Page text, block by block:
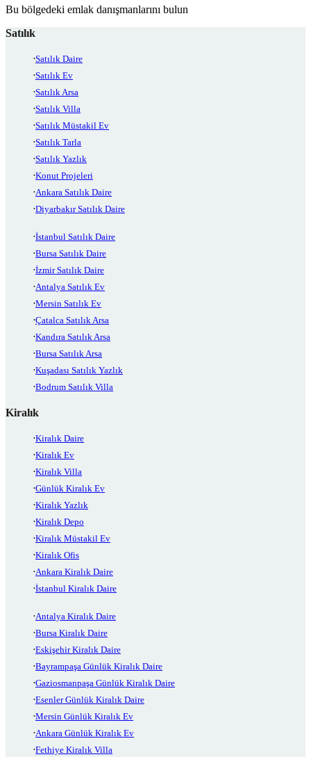
Bu bölgedeki emlak danışmanlarını bulun
Satılık
Satılık Daire
Satılık Ev
Satılık Arsa
Satılık Villa
Satılık Müstakil Ev
Satılık Tarla
Satılık Yazlık
Konut Projeleri
Ankara Satılık Daire
Diyarbakır Satılık Daire
İstanbul Satılık Daire
Bursa Satılık Daire
İzmir Satılık Daire
Antalya Satılık Ev
Mersin Satılık Ev
Çatalca Satılık Arsa
Kandıra Satılık Arsa
Bursa Satılık Arsa
Kuşadası Satılık Yazlık
Bodrum Satılık Villa
Kiralık
Kiralık Daire
Kiralık Ev
Kiralık Villa
Günlük Kiralık Ev
Kiralık Yazlık
Kiralık Depo
Kiralık Müstakil Ev
Kiralık Ofis
Ankara Kiralık Daire
İstanbul Kiralık Daire
Antalya Kiralık Daire
Bursa Kiralık Daire
Eskişehir Kiralık Daire
Bayrampaşa Günlük Kiralık Daire
Gaziosmanpaşa Günlük Kiralık Daire
Esenler Günlük Kiralık Daire
Mersin Günlük Kiralık Ev
Ankara Günlük Kiralık Ev
Fethiye Kiralık Villa